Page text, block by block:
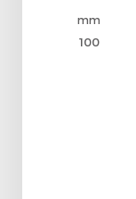
mm
100